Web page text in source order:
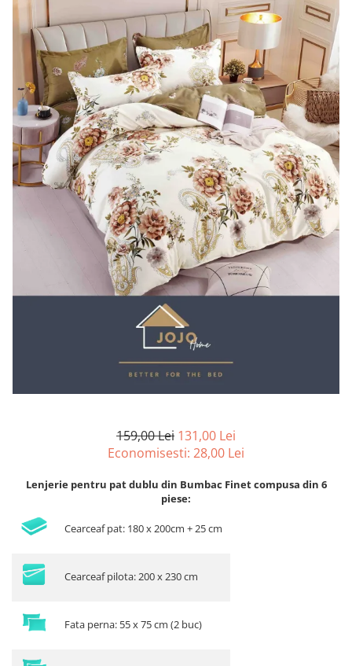
Lenjerii de pat Bumbac Poplin
Lenjerii de pat Catifea
Lenjerii de pat Damasc
Lenjerii de pat Finet + 2 Draperii
Lenjerii de pat Finet cu PLIURI
Lenjerii de pat finet Home
Lenjerii de pat Saten 4 piese cu
elastic
159,00 Lei 131,00 Lei
Economisesti: 28,00 Lei
Lenjerie pentru pat dublu din Bumbac Finet compusa din 6
piese:
Cearceaf pat: 180 x 200cm + 25 cm
Cearceaf pilota: 200 x 230 cm
Fata perna: 55 x 75 cm (2 buc)